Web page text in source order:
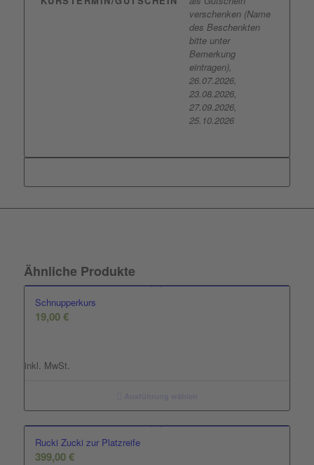
verschenken (Name
des Beschenkten
bitte unter
Bemerkung
eintragen),
26.07.2026,
23.08.2026,
27.09.2026,
25.10.2026
Ähnliche Produkte
Schnupperkurs
19,00€
inkl. MwSt.
Rucki Zucki zur Platzreife
399,00€